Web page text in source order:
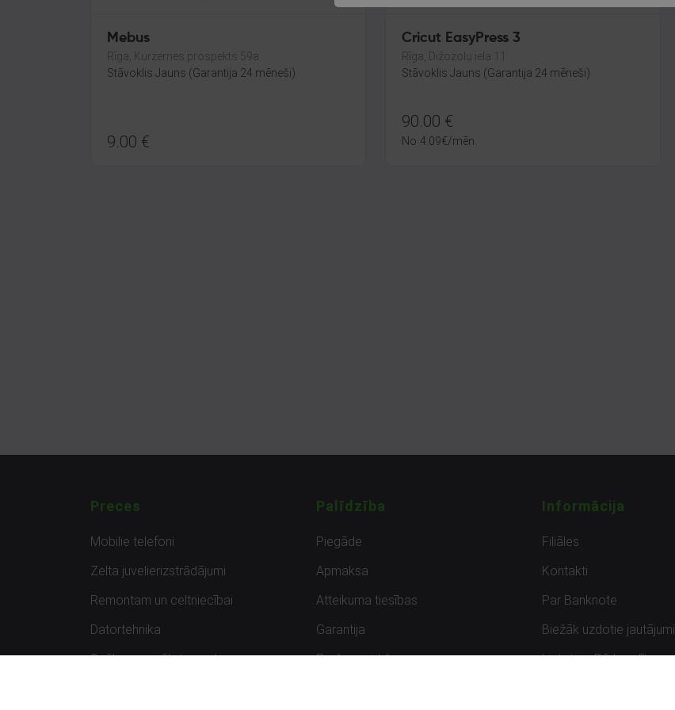
Mebus
Rīga, Kurzemes prospekts 59a
Stāvoklis Jauns (Garantija 24 mēneši)
9.00 €
Cricut EasyPress 3
Rīga, Dižozolu iela 11
Stāvoklis Jauns (Garantija 24 mēneši)
90.00 €
No 4.09€/mēn.
Preces
Mobilie telefoni
Zelta juvelierizstrādājumi
Remontam un celtniecībai
Datortehnika
Spēles un spēļu konsoles
Palīdzība
Piegāde
Apmaksa
Atteikuma tiesības
Garantija
Preču uzpirkšana
Informācija
Filiāles
Kontakti
Par Banknote
Biežāk uzdotie jautājumi
Lietots – Pārbaudīts